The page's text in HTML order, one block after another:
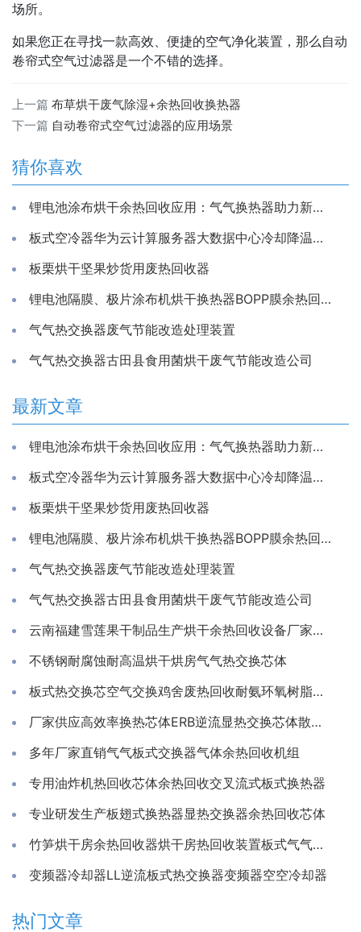
场所。
如果您正在寻找一款高效、便捷的空气净化装置，那么自动
卷帘式空气过滤器是一个不错的选择。
上一篇 布草烘干废气除湿+余热回收换热器
下一篇 自动卷帘式空气过滤器的应用场景
猜你喜欢
锂电池涂布烘干余热回收应用：气气换热器助力新能源生产节能降耗
板式空冷器华为云计算服务器大数据中心冷却降温换散热装置制冷藏库房系统冷能量回收器
板栗烘干坚果炒货用废热回收器
锂电池隔膜、极片涂布机烘干换热器BOPP膜余热回收装置
气气热交换器废气节能改造处理装置
气气热交换器古田县食用菌烘干废气节能改造公司
最新文章
锂电池涂布烘干余热回收应用：气气换热器助力新能源生产节能降耗
板式空冷器华为云计算服务器大数据中心冷却降温换散热装置制冷藏库房系统冷能量回收器
板栗烘干坚果炒货用废热回收器
锂电池隔膜、极片涂布机烘干换热器BOPP膜余热回收装置
气气热交换器废气节能改造处理装置
气气热交换器古田县食用菌烘干废气节能改造公司
云南福建雪莲果干制品生产烘干余热回收设备厂家推荐亲水铝箔换热芯
不锈钢耐腐蚀耐高温烘干烘房气气热交换芯体
板式热交换芯空气交换鸡舍废热回收耐氨环氧树脂通风除湿换热
厂家供应高效率换热芯体ERB逆流显热交换芯体散热器
多年厂家直销气气板式交换器气体余热回收机组
专用油炸机热回收芯体余热回收交叉流式板式换热器
专业研发生产板翅式换热器显热交换器余热回收芯体
竹笋烘干房余热回收器烘干房热回收装置板式气气换热器工厂
变频器冷却器LL逆流板式热交换器变频器空空冷却器
热门文章